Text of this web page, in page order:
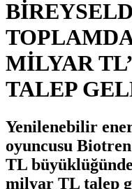
MİLYAR
TALEP
Yenilenebilir
oyuncusu
TL
milyar TL talep